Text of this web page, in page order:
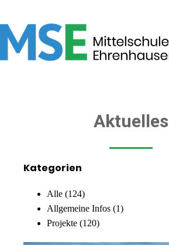
Aktuelles
Kategorien
Alle (124)
Allgemeine Infos (1)
Projekte (120)